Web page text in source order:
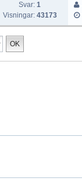
Svar: 1
Visningar: 43173